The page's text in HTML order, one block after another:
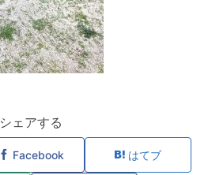
シェアする
Facebook はてブ